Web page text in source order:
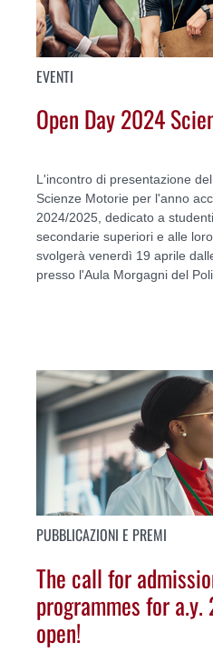
EVENTI
Open Day 2024
L'incontro di presentazione
Scienze Motorie per l'anno
2024/2025, dedicato a
secondarie superiori e alle
svolgerà venerdì 19 aprile
presso l'Aula Morgagni del
PUBBLICAZIONI E PREMI
The call for
programmes for
open!